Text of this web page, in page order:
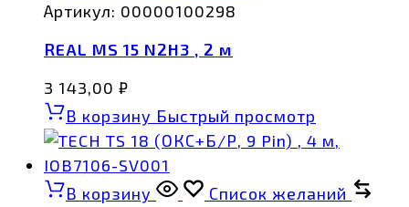
Артикул: 00000100298
REAL MS 15 N2H3 , 2 м
3 143,00 ₽
В корзину Быстрый просмотр
В корзину
Список желаний